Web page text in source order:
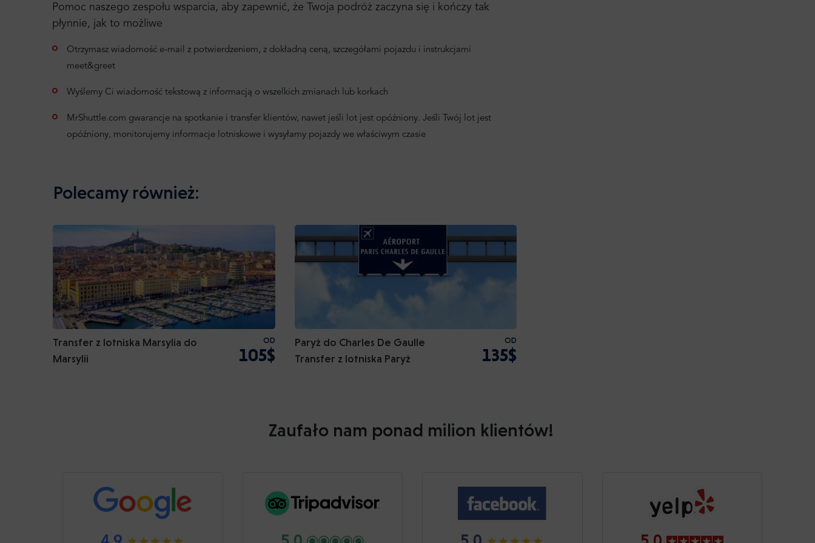
Pomoc naszego zespołu wsparcia, aby zapewnić, że Twoja podróż zaczyna się i kończy tak
płynnie, jak to możliwe
Otrzymasz wiadomość e-mail z potwierdzeniem, z dokładną ceną, szczegółami pojazdu i instrukcjami
meet&greet
Wyślemy Ci wiadomość tekstową z informacją o wszelkich zmianach lub korkach
MrShuttle.com gwarancje na spotkanie i transfer klientów, nawet jeśli lot jest opóźniony. Jeśli Twój lot jest
opóźniony, monitorujemy informacje lotniskowe i wysyłamy pojazdy we właściwym czasie
Polecamy również:
Transfer z lotniska Marsylia do
Marsylii
OD
105$
Paryż do Charles De Gaulle
Transfer z lotniska Paryż
OD
135$
Zaufało nam ponad milion klientów!